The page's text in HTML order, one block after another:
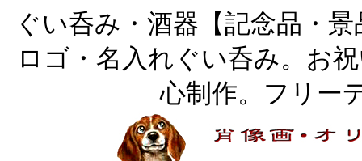
ぐい呑み・酒器【記念品・
ロゴ・名入れぐい呑み。お
心制作。フリー